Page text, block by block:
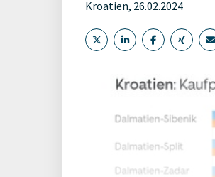
Kroatien, 26.02.2024